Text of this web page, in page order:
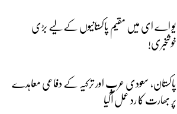
یو اے ای میں مقیم پاکستانیوں کے لیے بڑی
خوشخبری!
پاکستان، سعودی عرب اور ترکیہ کے دفاعی معاہدے
پر بھارت کا رد عمل آگیا